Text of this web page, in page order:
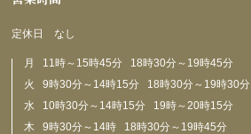
定休日 なし
月 11時～15時45分 18時30分～19時45分
火 9時30分～14時15分 18時30分～19時30分
水 10時30分～14時15分 19時～20時15分
木 9時30分～14時 18時30分～19時45分